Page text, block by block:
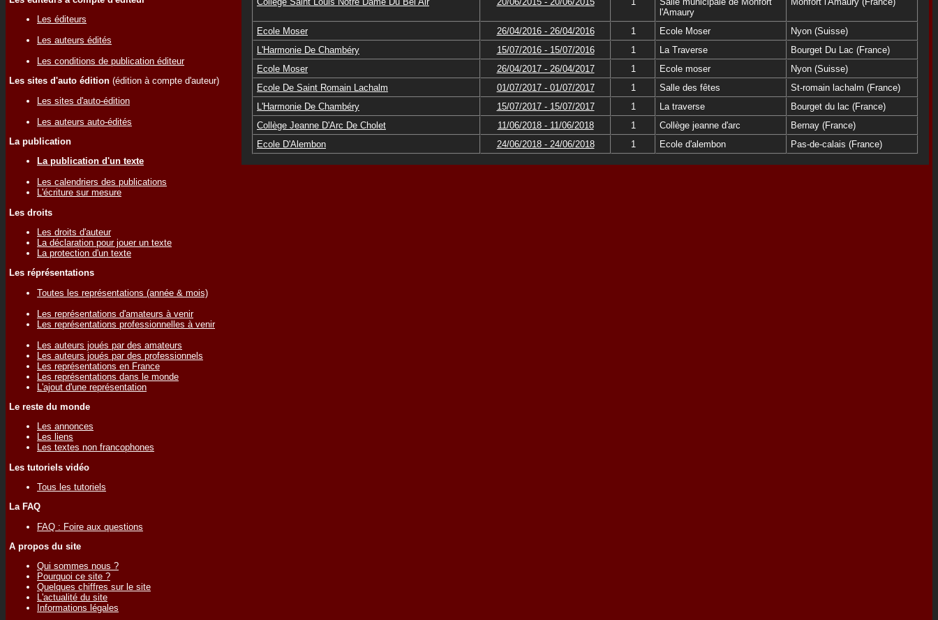
Les éditeurs
Les auteurs édités
Les conditions de publication éditeur
Les sites d'auto édition (édition à compte d'auteur)
Les sites d'auto-édition
Les auteurs auto-édités
La publication
La publication d'un texte
Les calendriers des publications
L'écriture sur mesure
Les droits
Les droits d'auteur
La déclaration pour jouer un texte
La protection d'un texte
Les réprésentations
Toutes les représentations (année & mois)
Les représentations d'amateurs à venir
Les représentations professionnelles à venir
Les auteurs joués par des amateurs
Les auteurs joués par des professionnels
Les représentations en France
Les représentations dans le monde
L'ajout d'une représentation
Le reste du monde
Les annonces
Les liens
Les textes non francophones
Les tutoriels vidéo
Tous les tutoriels
La FAQ
FAQ : Foire aux questions
A propos du site
Qui sommes nous ?
Pourquoi ce site ?
Quelques chiffres sur le site
L'actualité du site
Informations légales
l'Amaury
Ecole Moser 26/04/2016 - 26/04/2016 1 Ecole Moser
Nyon (Suisse)
L'Harmonie De Chambéry
15/07/2016 - 15/07/2016 1 La Traverse
Bourget Du Lac (France)
Ecole Moser
26/04/2017 - 26/04/2017 1 Ecole moser
Nyon (Suisse)
Ecole De Saint Romain Lachalm
01/07/2017 - 01/07/2017 1 Salle des fêtes
St-romain lachalm (France)
L'Harmonie De Chambéry
15/07/2017 - 15/07/2017 1 La traverse
Bourget du lac (France)
Collège Jeanne D'Arc De Cholet
11/06/2018 - 11/06/2018 1 Collège jeanne d'arc
Bernay (France)
Ecole D'Alembon
24/06/2018 - 24/06/2018 1 Ecole d'alembon Pas-de-calais (France)